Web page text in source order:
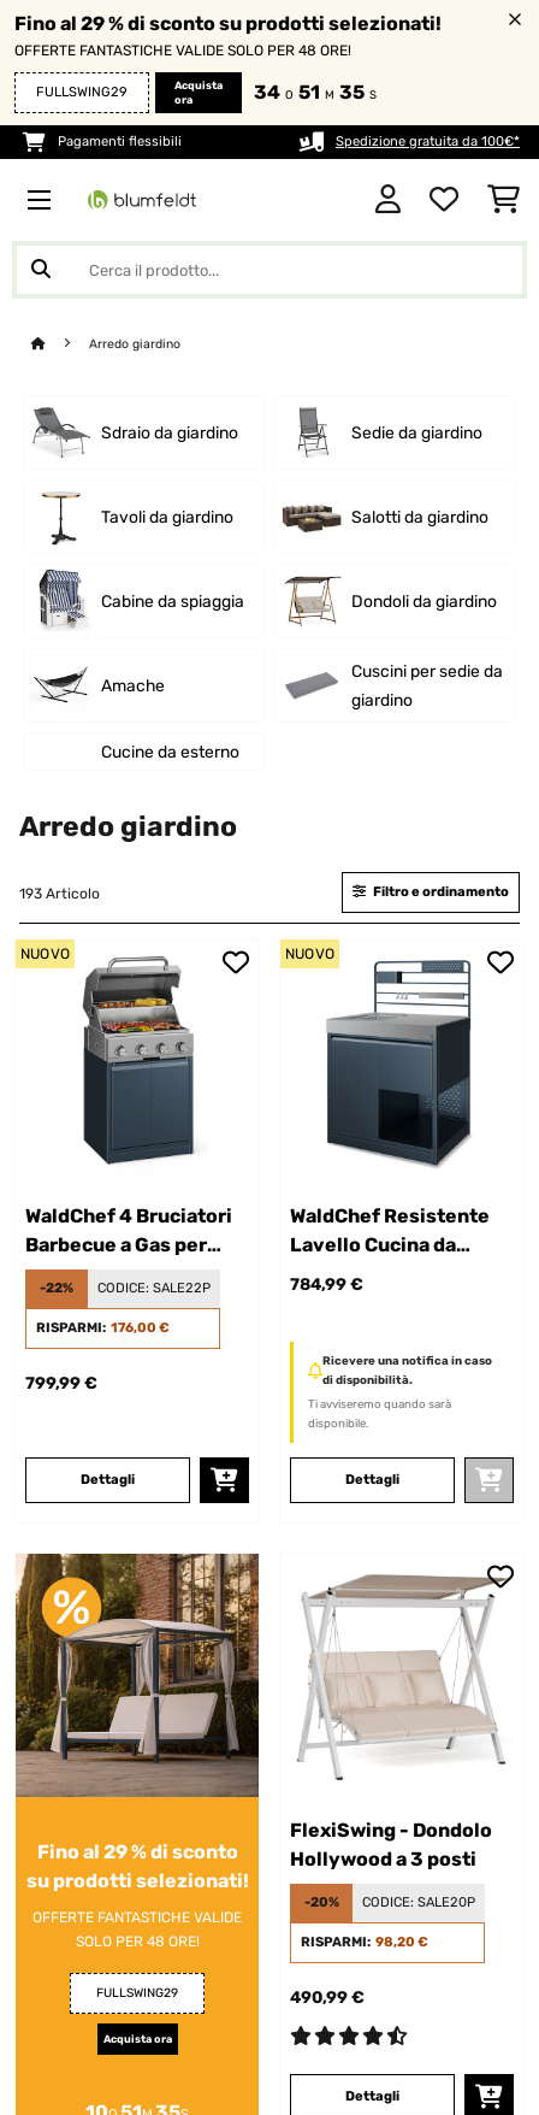
Fino al 29 % di sconto su prodotti selezionati!
OFFERTE FANTASTICHE VALIDE SOLO PER 48 ORE!
FULLSWING29
Acquista
ora
34 O 51 M 33 S
Pagamenti flessibili Spedizione gratuita da 100€*
Arredo giardino
Sdraio da giardino Sedie da giardino
Tavoli da giardino Salotti da giardino
Cabine da spiaggia Dondoli da giardino
Amache
Cuscini per sedie da
giardino
Cucine da esterno
Arredo giardino
193 Articolo Filtro e ordinamento
WaldChef 4 Bruciatori
Barbecue a Gas per
Cucina Esterna
Antracite
-22% CODICE: SALE22P
RISPARMI: 176,00 €
799,99 €
Dettagli
NUOVO
WaldChef Resistente
Lavello Cucina da
Esterno con Mobile
784,99 €
Ricevere una notifica in caso
di disponibilità.
Ti avviseremo quando sarà
disponibile.
Dettagli
NUOVO
Fino al 29 % di sconto
su prodotti selezionati!
OFFERTE FANTASTICHE VALIDE
SOLO PER 48 ORE!
FULLSWING29
Acquista ora
FlexiSwing - Dondolo
Hollywood a 3 posti
-20% CODICE: SALE20P
RISPARMI: 98,20 €
490,99 €
Dettagli